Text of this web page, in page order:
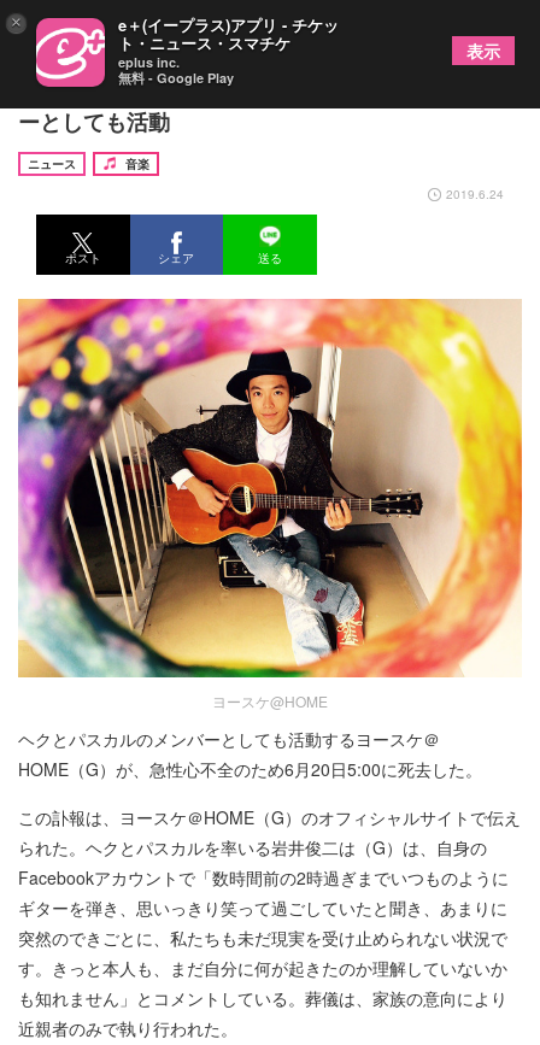
ヨースケ＠HOMEが死去、ヘクとパスカルのメンバ
ーとしても活動
ニュース
音楽
2019.6.24
ポスト シェア 送る
ヨースケ@HOME
ヘクとパスカルのメンバーとしても活動するヨースケ＠
HOME（G）が、急性心不全のため6月20日5:00に死去した。
この訃報は、ヨースケ＠HOME（G）のオフィシャルサイトで伝え
られた。ヘクとパスカルを率いる岩井俊二は（G）は、自身の
Facebookアカウントで「数時間前の2時過ぎまでいつものように
ギターを弾き、思いっきり笑って過ごしていたと聞き、あまりに
突然のできごとに、私たちも未だ現実を受け止められない状況で
す。きっと本人も、まだ自分に何が起きたのか理解していないか
も知れません」とコメントしている。葬儀は、家族の意向により
近親者のみで執り行われた。
× e＋(イープラス)アプリ - チケッ
ト・ニュース・スマチケ
eplus inc.
無料 - Google Play
表示